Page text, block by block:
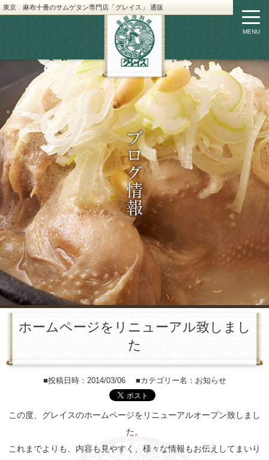
東京 麻布十番のサムゲタン専門店「グレイス」 通販
MENU
ホームページをリニューアル致しまし
た
■投稿日時：2014/03/06 ■カテゴリー名：お知らせ
この度、グレイスのホームページをリニューアルオープン致しまし
た。
これまでよりも、内容も見やすく、様々な情報もお伝えしてまいり